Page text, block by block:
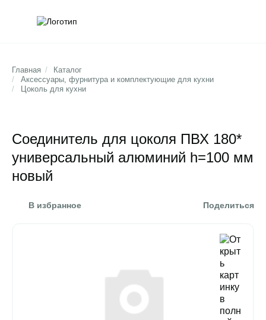
Главная /
Каталог
/
Аксессуары, фурнитура и комплектующие для кухни
/
Цоколь для кухни
Соединитель для цоколя ПВХ 180*
универсальный алюминий h=100 мм
новый
В избранное Поделиться